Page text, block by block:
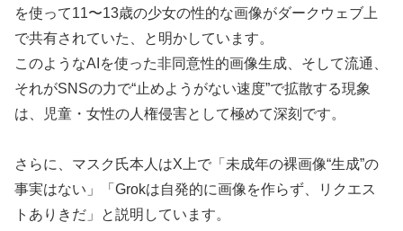
を使って11〜13歳の少女の性的な画像がダークウェブ上
で共有されていた、と明かしています。
このようなAIを使った非同意性的画像生成、そして流通、
それがSNSの力で“止めようがない速度”で拡散する現象
は、児童・女性の人権侵害として極めて深刻です。
さらに、マスク氏本人はX上で「未成年の裸画像“生成”の
事実はない」「Grokは自発的に画像を作らず、リクエス
トありきだ」と説明しています。